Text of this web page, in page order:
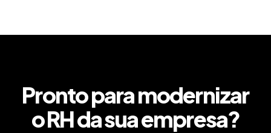
Pronto para modernizar
o RH da sua empresa?